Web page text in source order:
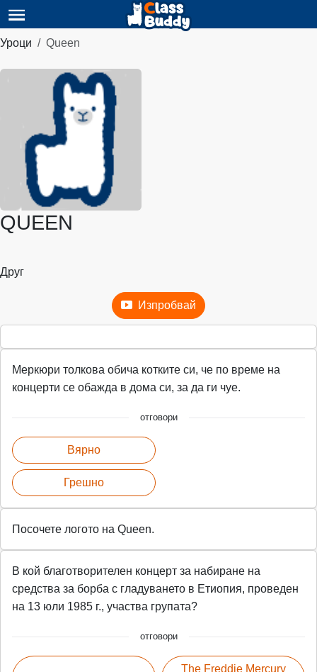
Уроци Queen
QUEEN
Друг
Изпробвай
Меркюри толкова обича котките си, че по време на
концерти се обажда в дома си, за да ги чуе.
отговори
Вярно
Грешно
Посочете логото на Queen.
В кой благотворителен концерт за набиране на
средства за борба с гладуването в Етиопия, проведен
на 13 юли 1985 г., участва групата?
отговори
The Freddie Mercury